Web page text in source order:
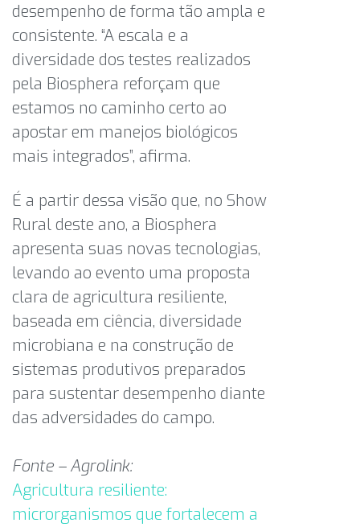
desempenho de forma tão ampla e
consistente. “A escala e a
diversidade dos testes realizados
pela Biosphera reforçam que
estamos no caminho certo ao
apostar em manejos biológicos
mais integrados”, afirma.
É a partir dessa visão que, no Show
Rural deste ano, a Biosphera
apresenta suas novas tecnologias,
levando ao evento uma proposta
clara de agricultura resiliente,
baseada em ciência, diversidade
microbiana e na construção de
sistemas produtivos preparados
para sustentar desempenho diante
das adversidades do campo.
Fonte – Agrolink:
Agricultura resiliente:
microrganismos que fortalecem a